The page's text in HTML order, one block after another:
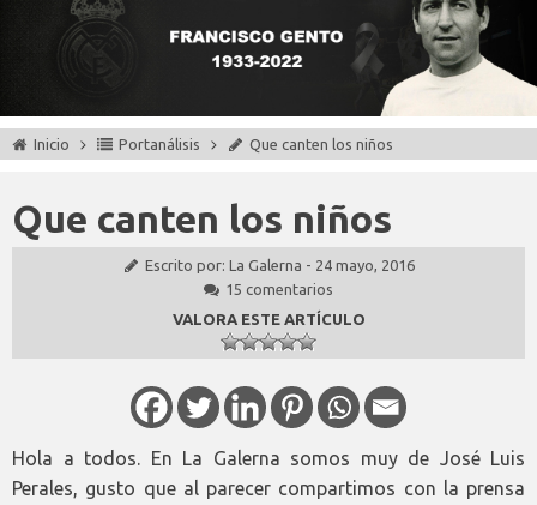
Inicio Portanálisis Que canten los niños
Que canten los niños
Escrito por: La Galerna - 24 mayo, 2016
15 comentarios
VALORA ESTE ARTÍCULO
Hola a todos. En La Galerna somos muy de José Luis
Perales, gusto que al parecer compartimos con la prensa